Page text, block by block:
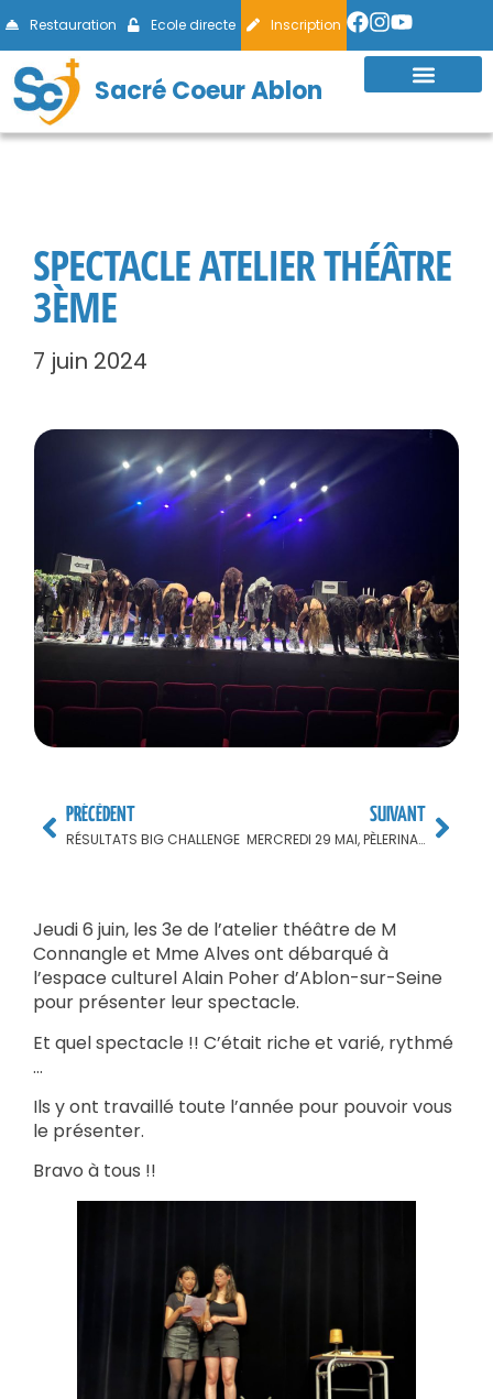
Restauration Ecole directe Inscription
Sacré Coeur Ablon
SPECTACLE ATELIER THÉÂTRE
3ÈME
7 juin 2024
PRÉCÈDENT
RÉSULTATS BIG CHALLENGE
SUIVANT
MERCREDI 29 MAI, PÈLERINAGE À LISIEUX
Jeudi 6 juin, les 3e de l’atelier théâtre de M
Connangle et Mme Alves ont débarqué à
l’espace culturel Alain Poher d’Ablon-sur-Seine
pour présenter leur spectacle.
Et quel spectacle !! C’était riche et varié, rythmé
…
Ils y ont travaillé toute l’année pour pouvoir vous
le présenter.
Bravo à tous !!